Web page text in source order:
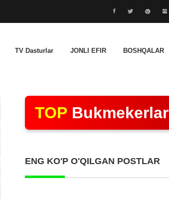
TV Dasturlar JONLI EFIR BOSHQALAR
TOP Bukmekerlar
ENG KO'P O'QILGAN POSTLAR